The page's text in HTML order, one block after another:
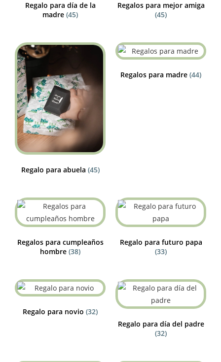
Regalo para día de la
madre (45)
Regalos para mejor amiga
(45)
Regalo para abuela (45)
Regalos para madre (44)
Regalos para cumpleaños
hombre (38)
Regalo para futuro papa
(33)
Regalo para novio (32)
Regalo para día del padre
(32)